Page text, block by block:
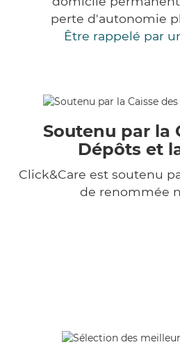
perte d'autonomie
Être rappelé par
Soutenu par la
Dépôts et
Click&Care est soutenu
de renommée